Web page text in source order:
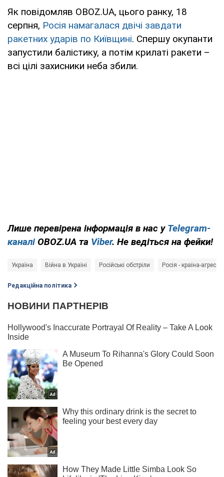
Як повідомляв OBOZ.UA, цього ранку, 18
серпня, Росія намагалася двічі завдати
ракетних ударів по Київщині. Спершу окупанти
запустили балістику, а потім крилаті ракети –
всі цілі захисники неба збили.
Лише перевірена інформація в нас у Telegram-
каналі OBOZ.UA та Viber. Не ведіться на фейки!
Україна Війна в Україні Російські обстріли Росія - країна-агресор
Редакційна політика